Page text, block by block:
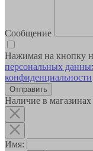
Сообщение
Нажимая на кнопку
персональных
конфиденциальности
Наличие в магазинах
Имя: